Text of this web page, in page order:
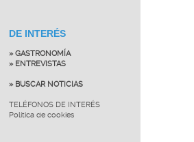
DE INTERÉS
» GASTRONOMÍA
» ENTREVISTAS
» BUSCAR NOTICIAS
TELÉFONOS DE INTERÉS
Política de cookies